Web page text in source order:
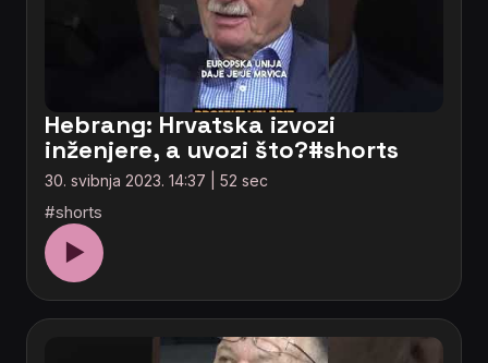
Hebrang: Hrvatska izvozi
inženjere, a uvozi što?#shorts
30. svibnja 2023. 14:37 | 52 sec
#shorts
▶